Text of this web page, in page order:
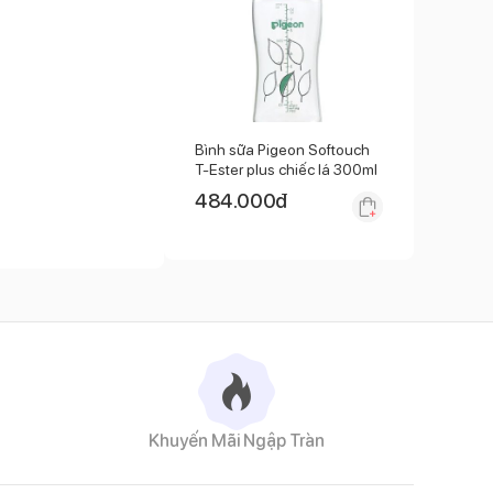
được sử dụng
chịu nhiệt cao và
Bình sữa Pigeon Softouch
T-Ester plus chiếc lá 300ml
484.000đ
Khuyến Mãi Ngập Tràn